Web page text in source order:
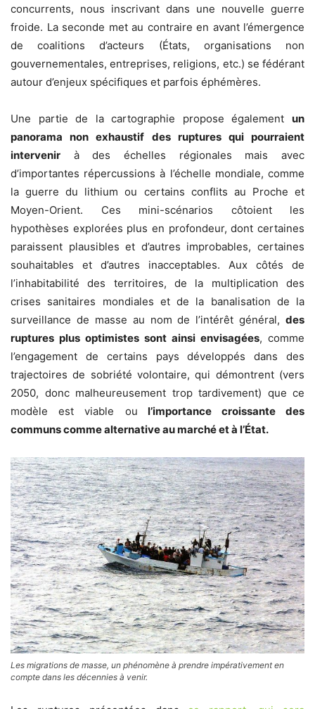
concurrents, nous inscrivant dans une nouvelle guerre
froide. La seconde met au contraire en avant l’émergence
de coalitions d’acteurs (États, organisations non
gouvernementales, entreprises, religions, etc.) se fédérant
autour d’enjeux spéci­fiques et parfois éphémères.
Une partie de la cartographie propose égale­ment un
panorama non exhaustif des ruptures qui pourraient
intervenir à des échelles régionales mais avec
d’importantes répercussions à l’échelle mondiale, comme
la guerre du lithium ou certains conflits au Proche et
Moyen-Orient. Ces mini-scénarios côtoient les
hypothèses explorées plus en profondeur, dont certaines
paraissent plausibles et d’autres improbables, certaines
souhaitables et d’autres inacceptables. Aux côtés de
l’inhabitabilité des territoires, de la multiplication des
crises sanitaires mondiales et de la banalisation de la
surveillance de masse au nom de l’intérêt général, des
ruptures plus optimistes sont ainsi envisagées, comme
l’engagement de certains pays développés dans des
trajectoires de sobriété volontaire, qui démontrent (vers
2050, donc malheureusement trop tardivement) que ce
modèle est viable ou l’importance croissante des
communs comme alternative au marché et à l’État.
Les migrations de masse, un phénomène à prendre impérativement en
compte dans les décennies à venir.